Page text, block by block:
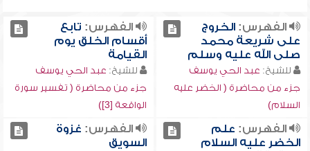
الفهرس:الخروج
على شريعة محمد
صلى الله عليه وسلم
للشيخ: عبد الحي يوسف
جزء من محاضرة ( الخضر عليه
السلام)
الفهرس: تابع
أقسام الخلق يوم
القيامة
للشيخ: عبد الحي يوسف
جزء من محاضرة ( تفسير سورة
الواقعة [3])
الفهرس: علم
الخضر عليه السلام
الفهرس: غزوة
السويق